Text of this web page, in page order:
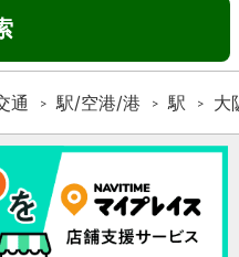
通 駅/空港/港 駅 大